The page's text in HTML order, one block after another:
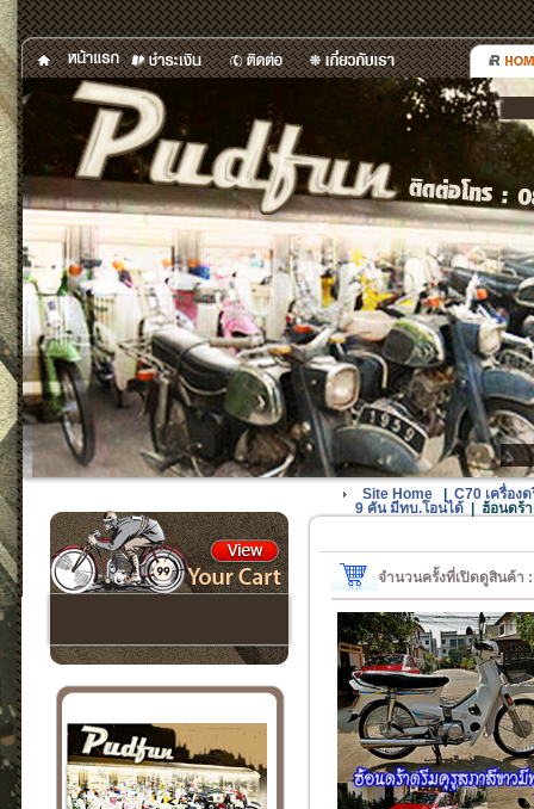
Site Home| C70 เครื่อง
9 คัน มีทบ.โอนได้| ฮ้อนดร้
จำนวนครั้งที่เปิดดูสินค้า